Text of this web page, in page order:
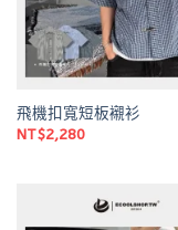
飛機扣寬短板襯衫
NT$2,280